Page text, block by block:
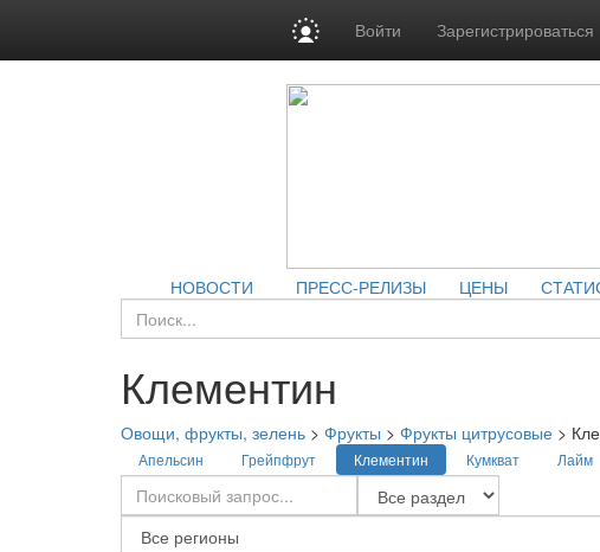
Войти Зарегистрироваться
НОВОСТИ ПРЕСС-РЕЛИЗЫ ЦЕНЫ
Клементин
Овощи, фрукты, зелень > Фрукты > Фрукты цитрусовые >
Апельсин Грейпфрут Клементин Кумкват Лайм